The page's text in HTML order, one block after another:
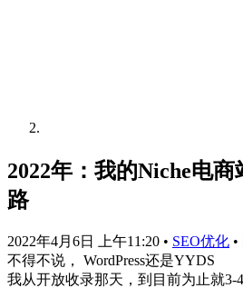
2022年：我的Niche电
路
2022年4月6日 上午11:20 • SEO优化 •
不得不说， WordPress还是YYDS
我从开放收录那天，到目前为止就3-